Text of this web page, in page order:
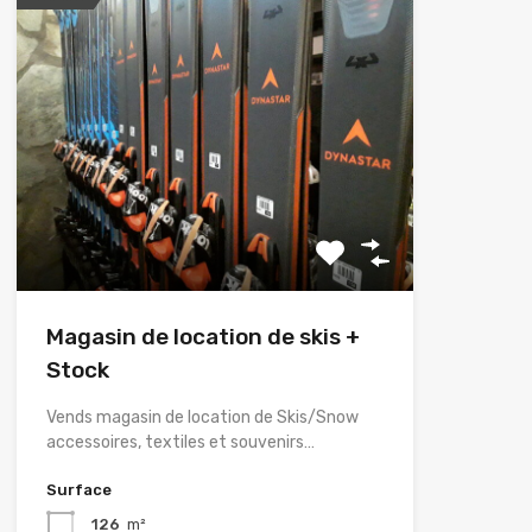
Magasin de location de skis +
Stock
Vends magasin de location de Skis/Snow
accessoires, textiles et souvenirs…
Surface
126 m²